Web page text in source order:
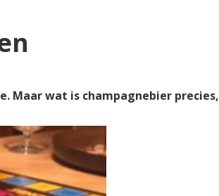
Maar wat is champagnebier precies,